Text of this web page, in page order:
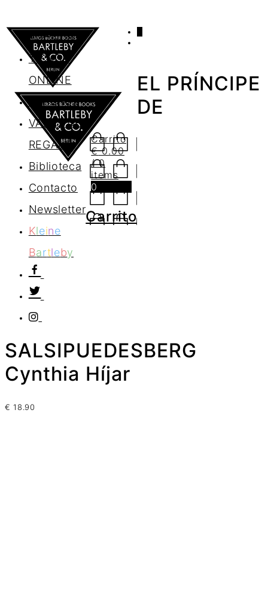
AGENDA
TIENDA
ONLINE
Nosotros
VALES DE
REGALO
Biblioteca
Contacto
Newsletter
Kleine
Bartleby
Carrito
€0.00
/ 0
items
0
Carrito
EL PRÍNCIPE
DE
SALSIPUEDESBERG
Cynthia Híjar
€ 18.90